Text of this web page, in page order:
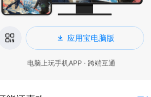
应用宝电脑版
电脑上玩手机APP · 跨端互通